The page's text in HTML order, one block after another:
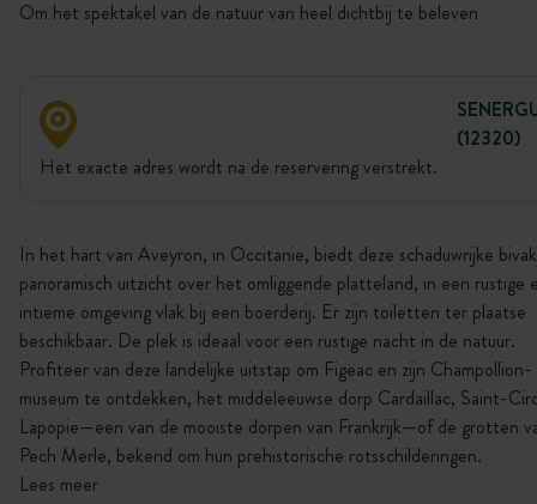
Om het spektakel van de natuur van heel dichtbij te beleven
(12320)
Het exacte adres wordt na de reservering verstrekt.
In het hart van Aveyron, in Occitanie, biedt deze schaduwrijke
panoramisch uitzicht over het omliggende platteland, in een rustige
intieme omgeving vlak bij een boerderij. Er zijn toiletten ter plaatse
beschikbaar. De plek is ideaal voor een rustige nacht in de natuur.
Profiteer van deze landelijke uitstap om Figeac en zijn Champollion-
museum te ontdekken, het middeleeuwse dorp Cardaillac, Saint-
Lapopie—een van de mooiste dorpen van Frankrijk—of de grotten
Pech Merle, bekend om hun prehistorische rotsschilderingen.
Lees meer